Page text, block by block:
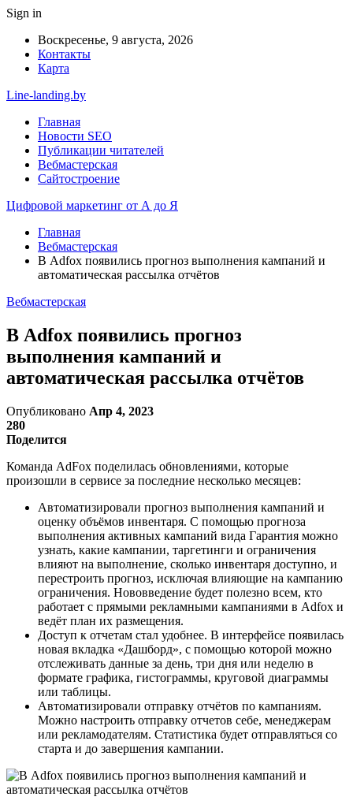
Sign in
Воскресенье, 9 августа, 2026
Контакты
Карта
Line-landing.by
Главная
Новости SEO
Публикации читателей
Вебмастерская
Сайтостроение
Цифровой маркетинг от А до Я
Главная
Вебмастерская
В Adfox появились прогноз выполнения кампаний и
автоматическая рассылка отчётов
Вебмастерская
В Adfox появились прогноз
выполнения кампаний и
автоматическая рассылка отчётов
Опубликовано Апр 4, 2023
280
Поделится
Команда AdFox поделилась обновлениями, которые
произошли в сервисе за последние несколько месяцев:
Автоматизировали прогноз выполнения кампаний и
оценку объёмов инвентаря. С помощью прогноза
выполнения активных кампаний вида Гарантия можно
узнать, какие кампании, таргетинги и ограничения
влияют на выполнение, сколько инвентаря доступно, и
перестроить прогноз, исключая влияющие на кампанию
ограничения. Нововведение будет полезно всем, кто
работает с прямыми рекламными кампаниями в Adfox и
ведёт план их размещения.
Доступ к отчетам стал удобнее. В интерфейсе появилась
новая вкладка «Дашборд», с помощью которой можно
отслеживать данные за день, три дня или неделю в
формате графика, гистограммы, круговой диаграммы
или таблицы.
Автоматизировали отправку отчётов по кампаниям.
Можно настроить отправку отчетов себе, менеджерам
или рекламодателям. Статистика будет отправляться со
старта и до завершения кампании.